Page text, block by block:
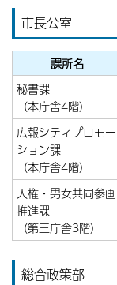
市長公室
課所名
秘書課
（本庁舎4階）
広報シティプロモー
ション課
（本庁舎4階）
人権・男女共同参画
推進課
（第三庁舎3階）
総合政策部